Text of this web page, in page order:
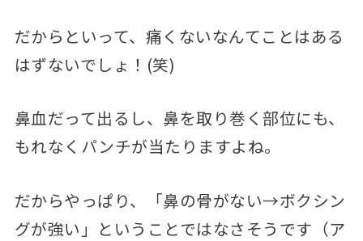
だからといって、痛くないなんてことはある
はずないでしょ！(笑)
鼻血だって出るし、鼻を取り巻く部位にも、
もれなくパンチが当たりますよね。
だからやっぱり、「鼻の骨がない→ボクシン
グが強い」ということではなさそうです（ア